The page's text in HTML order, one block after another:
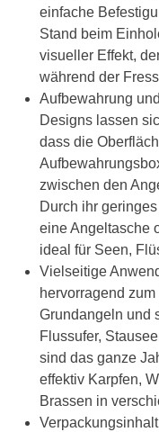
einfache
Stand beim
visueller Effekt,
während der
Aufbewahrung
Designs lassen
dass die
zwischen den
Durch ihr
eine Angeltasche
ideal für Seen,
Vielseitige
hervorragend
Grundangeln und
Flussufer,
sind das ganze
effektiv Karpfen,
Brassen in